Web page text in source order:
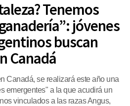
Tenemos
jóvenes
buscan
Canadá
Canadá, se realizará este año una
emergentes" a la que acudirá un
vinculados a las razas Angus,